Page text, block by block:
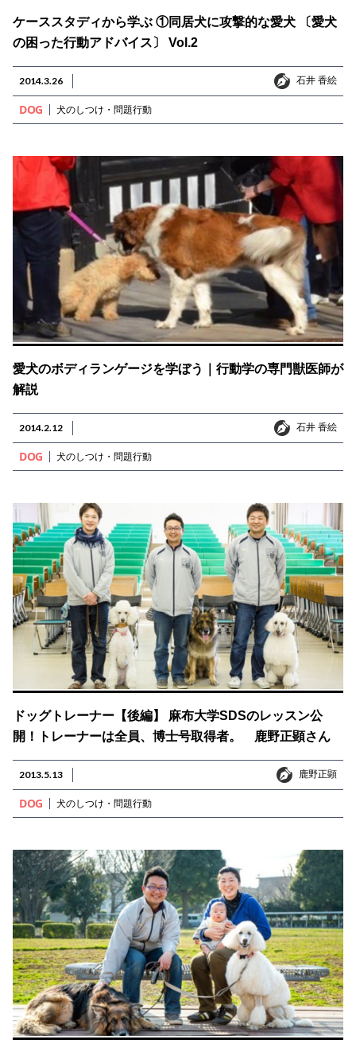
ケーススタディから学ぶ ①同居犬に攻撃的な愛犬 〔愛犬
の困った行動アドバイス〕 Vol.2
2014.3.26 石井 香絵
石井 香絵
DOG 犬のしつけ・問題行動
愛犬のボディランゲージを学ぼう｜行動学の専門獣医師が
解説
2014.2.12 石井 香絵
石井 香絵
DOG 犬のしつけ・問題行動
ドッグトレーナー【後編】 麻布大学SDSのレッスン公
開！トレーナーは全員、博士号取得者。 鹿野正顕さん
2013.5.13 鹿野正顕
鹿野正顕
DOG 犬のしつけ・問題行動